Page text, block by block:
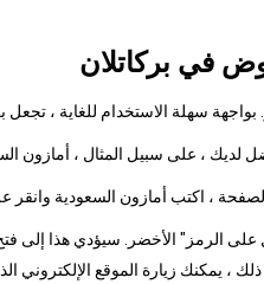
في بركاتلان
سهلة الاستخدام للغاية ، تجعل
الرمز" الأخضر. سيؤدي هذا إلى
، يمكنك زيارة الموقع